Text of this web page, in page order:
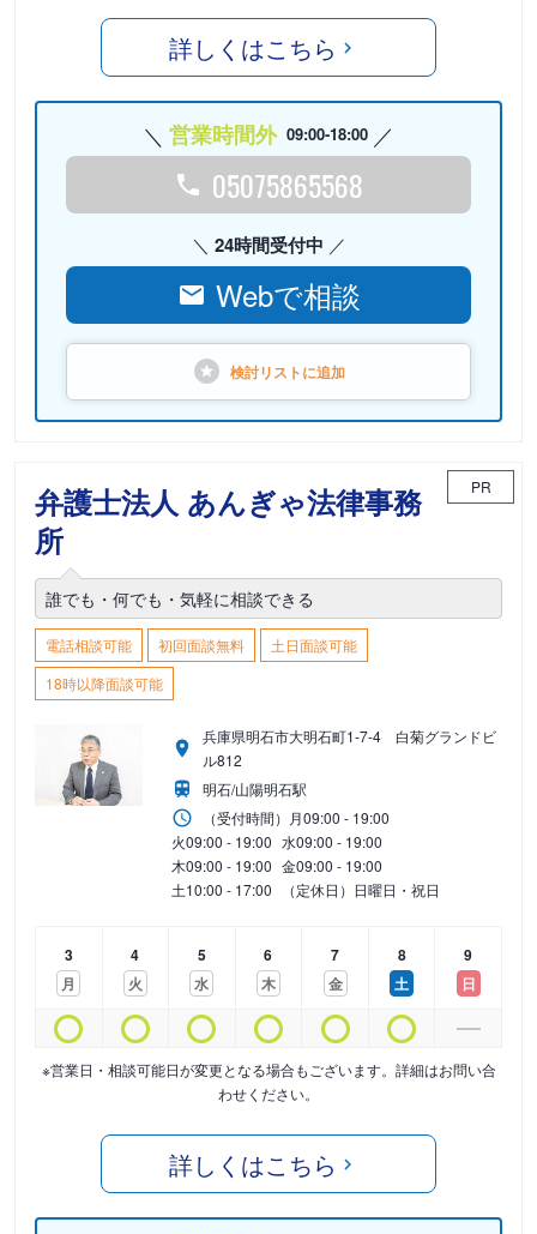
詳しくはこちら
営業時間外 09:00-18:00
05075865568
24時間受付中
Webで相談
検討リストに追加
弁護士法人 あんぎゃ法律事務
所
PR
誰でも・何でも・気軽に相談できる
電話相談可能 初回面談無料
土日面談可能
18時以降面談可能
兵庫県明石市大明石町1-7-4 白菊グランドビ
ル812
明石/山陽明石駅
（受付時間） 月09:00 - 19:00
火09:00 - 19:00 水09:00 - 19:00
木09:00 - 19:00 金09:00 - 19:00
土10:00 - 17:00 （定休日）日曜日・祝日
3
月
4
火
5
水
6
木
7
金
8
土
9
日
※営業日・相談可能日が変更となる場合もございます。詳細はお問い合
わせください。
詳しくはこちら